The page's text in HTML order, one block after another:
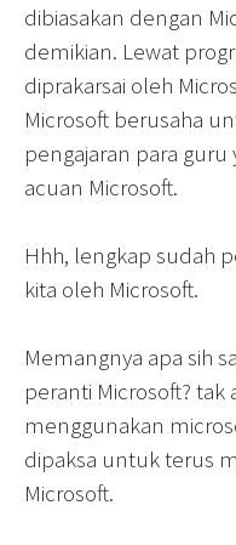
dibiasakan dengan
demikian. Lewat
diprakarsai oleh
Microsoft berusaha
pengajaran para
acuan Microsoft.
Hhh, lengkap sudah
kita oleh Microsoft.
Memangnya apa sih
peranti Microsoft? tak
menggunakan
dipaksa untuk terus
Microsoft.